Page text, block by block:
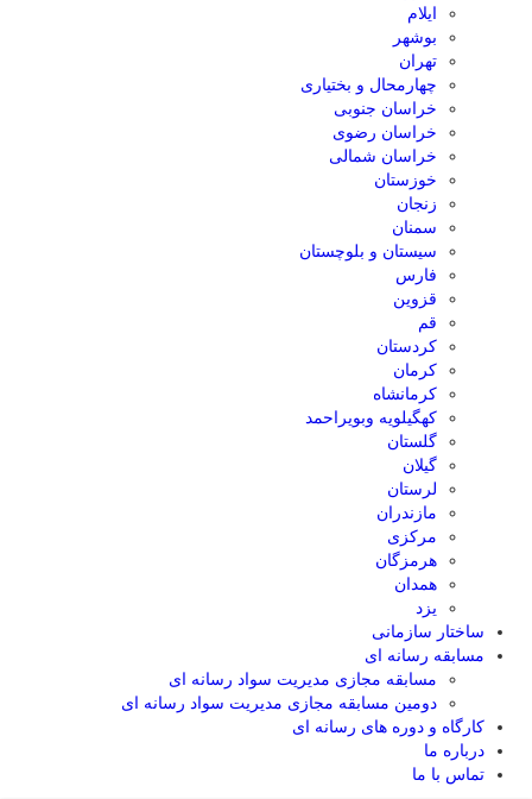
ایلام
بوشهر
تهران
چهارمحال و بختیاری
خراسان جنوبی
خراسان رضوی
خراسان شمالی
خوزستان
زنجان
سمنان
سیستان و بلوچستان
فارس
قزوین
قم
کردستان
کرمان
کرمانشاه
کهگیلویه وبویراحمد
گلستان
گیلان
لرستان
مازندران
مرکزی
هرمزگان
همدان
یزد
ساختار سازمانی
مسابقه رسانه ای
مسابقه مجازی مدیریت سواد رسانه ای
دومین مسابقه مجازی مدیریت سواد رسانه ای
کارگاه و دوره های رسانه ای
درباره ما
تماس با ما